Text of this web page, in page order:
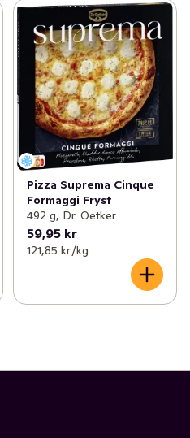
Pizza Suprema Cinque
Formaggi Fryst
492 g, Dr. Oetker
59,95 kr
121,85 kr /kg